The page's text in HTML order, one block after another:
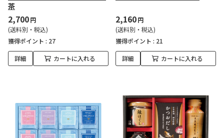
茶
2,700円
(送料別・税込)
獲得ポイント : 27
詳細 カートに入れる
2,160円
(送料別・税込)
獲得ポイント : 21
詳細 カートに入れる